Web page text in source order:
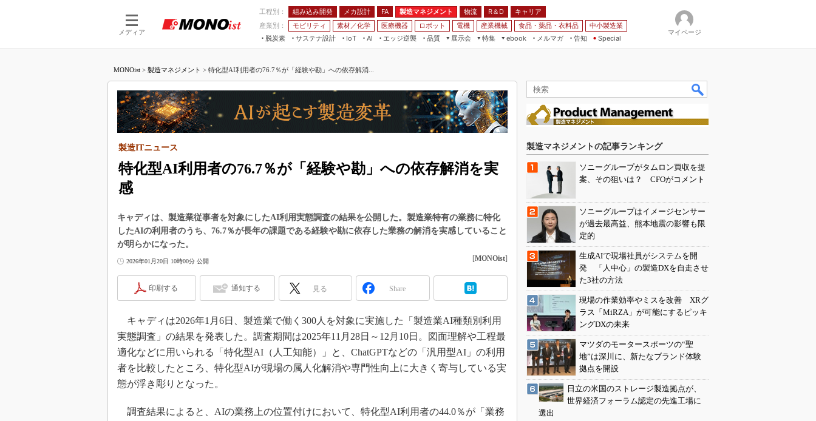
メディア
工程別： 組み込み開発 メカ設計 FA 製造マネジメント 物流 R＆D
キャリア
産業別：
モビリティ 素材／化学 医療機器 ロボット 電機 産業機械 食品・薬品・衣料品
中小製造業
脱炭素
サステナ設計
IoT
つながる工場
つながるサービス
AI
AI×設備保全
Physical AI
エッジ逆襲 品質
展示会
JIMTOF
組込み/エッジ コンピューティング
展＆IoT/5Gソリューション展
IIFES
国際ロボット展
TECHNO-FRONTIER
EdgeTech+
産業オープンネット展
特集
つながるクルマ
5G
VR／AR
フィールドサービス
組み込み画像技術
車載ソフト開発
3Dプリンタ
デジタルツインとCAE
インダストリー4.0
イノベーション
製造業ビッグデータ
植物工場
ebook
製造マネジメント
FA
モビリティ
メルマガ
告知 Special
マイページ
MONOist > 製造マネジメント > 特化型AI利用者の76.7％が「経験や勘」への依存解消...
特化型AI利用者の76.7％が「経験や勘」への依存解消を実
感
製造ITニュース
キャディは、製造業従事者を対象にしたAI利用実態調査の結果を公開した。製造業特有の業務に特化
したAIの利用者のうち、76.7％が長年の課題である経験や勘に依存した業務の解消を実感していること
が明らかになった。
2026年01月20日 10時00分 公開 [MONOist]
印刷する 通知する 見る Share
キャディは2026年1月6日、製造業で働く300人を対象に実施した「製造業AI種類別利用
実態調査」の結果を発表した。調査期間は2025年11月28日～12月10日。図面理解や工程最
適化などに用いられる「特化型AI（人工知能）」と、ChatGPTなどの「汎用型AI」の利用
者を比較したところ、特化型AIが現場の属人化解消や専門性向上に大きく寄与している実
態が浮き彫りとなった。
調査結果によると、AIの業務上の位置付けにおいて、特化型AI利用者の44.0％が「業務
製造マネジメントの記事ランキング
ソニーグループがタムロン買収を提
案、その狙いは？ CFOがコメント
ソニーグループはイメージセンサー
が過去最高益、熊本地震の影響も限
定的
生成AIで現場社員がシステムを開
発 「人中心」の製造DXを自走させ
た3社の方法
現場の作業効率やミスを改善 XRグ
ラス「MiRZA」が可能にするピッキ
ングDXの未来
マツダのモータースポーツの“聖
地”は深川に、新たなブランド体験
拠点を開設
日立の米国のストレージ製造拠点が、
世界経済フォーラム認定の先進工場に
選出